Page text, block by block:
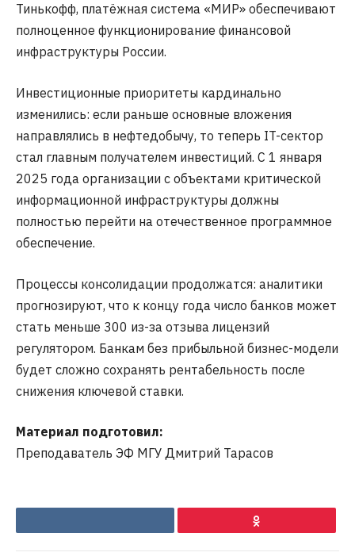
Тинькофф, платёжная система «МИР» обеспечивают
полноценное функционирование финансовой
инфраструктуры России.
Инвестиционные приоритеты кардинально
изменились: если раньше основные вложения
направлялись в нефтедобычу, то теперь IT-сектор
стал главным получателем инвестиций. С 1 января
2025 года организации с объектами критической
информационной инфраструктуры должны
полностью перейти на отечественное программное
обеспечение.
Процессы консолидации продолжатся: аналитики
прогнозируют, что к концу года число банков может
стать меньше 300 из-за отзыва лицензий
регулятором. Банкам без прибыльной бизнес-модели
будет сложно сохранять рентабельность после
снижения ключевой ставки.
Материал подготовил:
Преподаватель ЭФ МГУ Дмитрий Тарасов
Ok